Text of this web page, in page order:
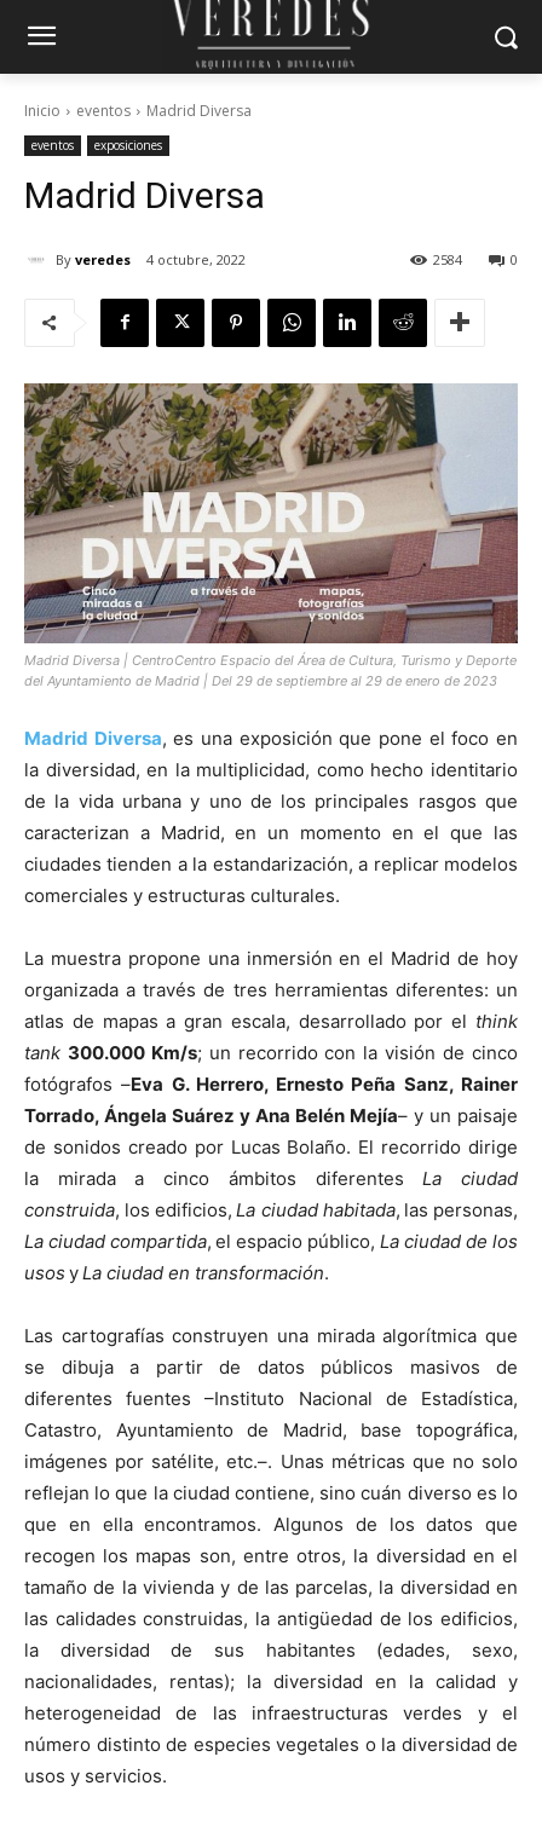
Inicio eventos Madrid Diversa
eventos exposiciones
Madrid Diversa
By veredes 4 octubre, 2022 0
2584
Madrid Diversa | CentroCentro Espacio del Área de Cultura, Turismo y Deporte
del Ayuntamiento de Madrid | Del 29 de septiembre al 29 de enero de 2023
Madrid Diversa, es una exposición que pone el foco en
la diversidad, en la multiplicidad, como hecho identitario
de la vida urbana y uno de los principales rasgos que
caracterizan a Madrid, en un momento en el que las
ciudades tienden a la estandarización, a replicar modelos
comerciales y estructuras culturales.
La muestra propone una inmersión en el Madrid de hoy
organizada a través de tres herramientas diferentes: un
atlas de mapas a gran escala, desarrollado por el think
tank 300.000 Km/s; un recorrido con la visión de cinco
fotógrafos –Eva G. Herrero, Ernesto Peña Sanz, Rainer
Torrado, Ángela Suárez y Ana Belén Mejía– y un paisaje
de sonidos creado por Lucas Bolaño. El recorrido dirige
la mirada a cinco ámbitos diferentesLa ciudad
construida, los edificios,La ciudad habitada, las personas,
La ciudad compartida, el espacio público, La ciudad de los
usos yLa ciudad en transformación.
Las cartografías construyen una mirada algorítmica que
se dibuja a partir de datos públicos masivos de
diferentes fuentes –Instituto Nacional de Estadística,
Catastro, Ayuntamiento de Madrid, base topográfica,
imágenes por satélite, etc.–. Unas métricas que no solo
reflejan lo que la ciudad contiene, sino cuán diverso es lo
que en ella encontramos. Algunos de los datos que
recogen los mapas son, entre otros, la diversidad en el
tamaño de la vivienda y de las parcelas, la diversidad en
las calidades construidas, la antigüedad de los edificios,
la diversidad de sus habitantes (edades, sexo,
nacionalidades, rentas); la diversidad en la calidad y
heterogeneidad de las infraestructuras verdes y el
número distinto de especies vegetales o la diversidad de
usos y servicios.